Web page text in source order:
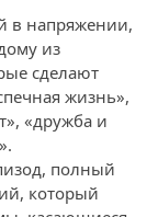
в напряжении,
из
сделают
жизнь»,
«дружба и
полный
который